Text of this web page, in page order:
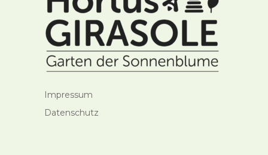
Impressum
Datenschutz